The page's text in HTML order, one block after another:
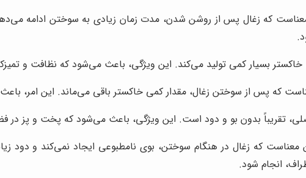
معناست که زغال پس از روشن شدن، مدت زمان زیادی به سوختن ادامه
بسیار کمی تولید می‌کند. این ویژگی، باعث می‌شود که نظافت و
که پس از سوختن زغال، مقدار کمی خاکستر باقی می‌ماند. این امر،
تقریباً بدون بو و دود است. این ویژگی، باعث می‌شود که پخت و پز در
که زغال در هنگام سوختن، بوی نامطبوعی ایجاد نمی‌کند و دود
انجام شود.